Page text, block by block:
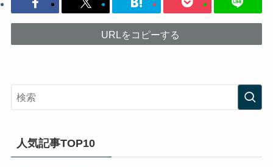
URLをコピーする
人気記事TOP10